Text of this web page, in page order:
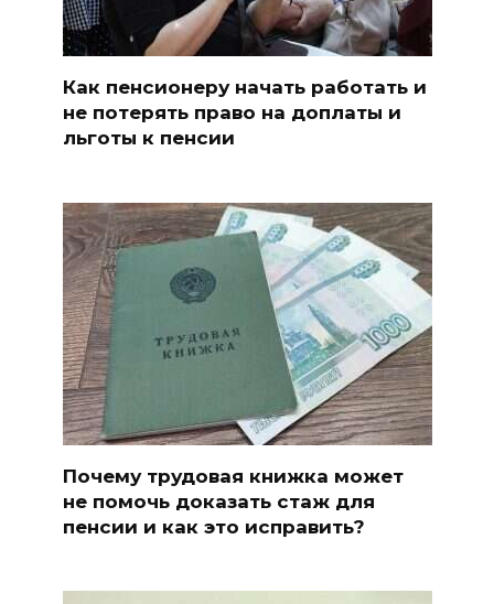
Как пенсионеру начать работать и
не потерять право на доплаты и
льготы к пенсии
Почему трудовая книжка может
не помочь доказать стаж для
пенсии и как это исправить?